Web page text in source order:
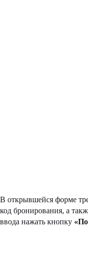
В открывшейся форме
код бронирования, а
ввода нажать кнопку